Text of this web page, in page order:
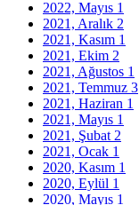
2022, Mayıs 1
2021, Aralık 2
2021, Kasım 1
2021, Ekim 2
2021, Ağustos 1
2021, Temmuz 3
2021, Haziran 1
2021, Mayıs 1
2021, Şubat 2
2021, Ocak 1
2020, Kasım 1
2020, Eylül 1
2020, Mayıs 1